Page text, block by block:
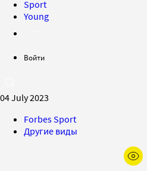
Sport
Young
Войти
04 July 2023
Forbes Sport
Другие виды